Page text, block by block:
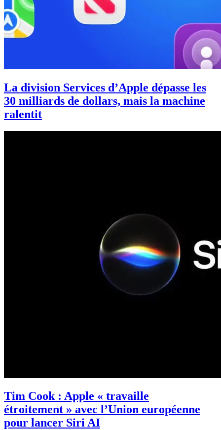
La division Services d’Apple dépasse les
30 milliards de dollars, mais la machine
ralentit
Tim Cook : Apple « travaille
étroitement » avec l’Union européenne
pour lancer Siri AI